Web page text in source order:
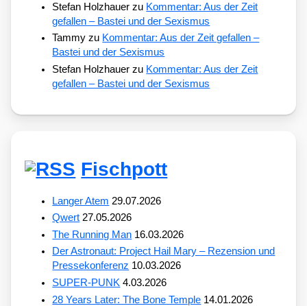
Stefan Holzhauer zu Kommentar: Aus der Zeit
gefallen – Bastei und der Sexismus
Tammy zu Kommentar: Aus der Zeit gefallen –
Bastei und der Sexismus
Stefan Holzhauer zu Kommentar: Aus der Zeit
gefallen – Bastei und der Sexismus
Fischpott
Langer Atem 29.07.2026
Qwert 27.05.2026
The Running Man 16.03.2026
Der Astronaut: Project Hail Mary – Rezension und
Pressekonferenz 10.03.2026
SUPER-PUNK 4.03.2026
28 Years Later: The Bone Temple 14.01.2026